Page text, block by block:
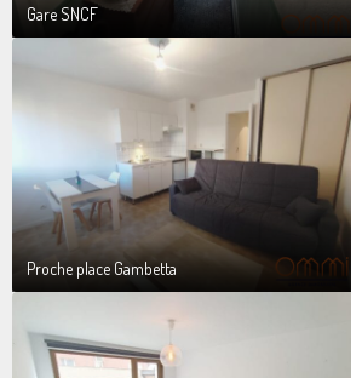
Gare SNCF
Proche place Gambetta